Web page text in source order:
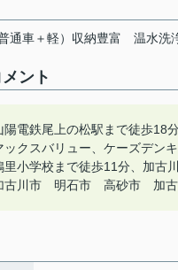
通車＋軽）収納豊富 温水洗
ント
陽電鉄尾上の松駅まで徒歩18分
ックスバリュー、ケーズデン
里小学校まで徒歩11分、加古
古川市 明石市 高砂市 加古